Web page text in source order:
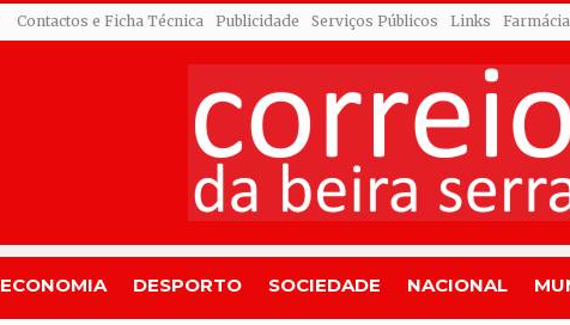
Contactos e Ficha Técnica Publicidade Serviços Públicos Links
ECONOMIA DESPORTO SOCIEDADE NACIONAL